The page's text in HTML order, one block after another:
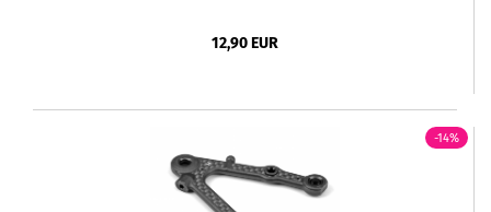
12,90 EUR
-14%